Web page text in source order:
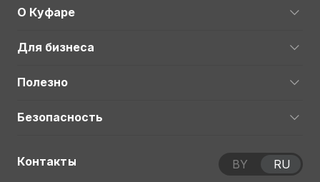
О Куфаре
Для бизнеса
Полезно
Безопасность
Контакты BY RU